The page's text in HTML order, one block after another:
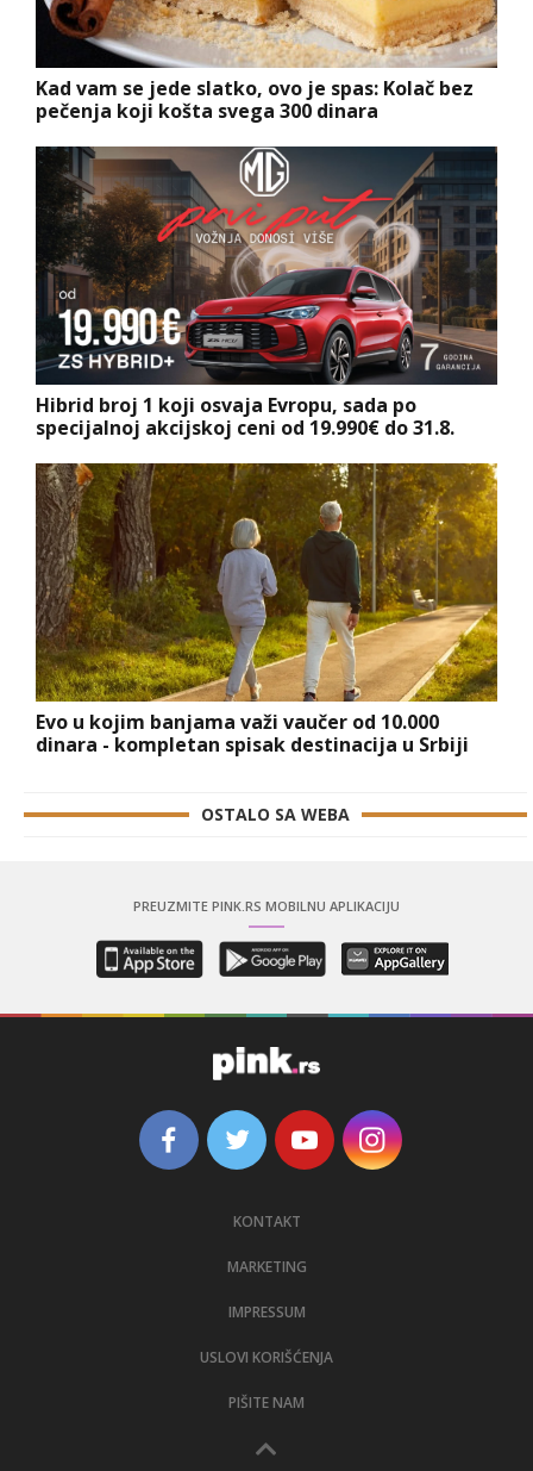
Kad vam se jede slatko, ovo je spas: Kolač bez
pečenja koji košta svega 300 dinara
Hibrid broj 1 koji osvaja Evropu, sada po
specijalnoj akcijskoj ceni od 19.990€ do 31.8.
Evo u kojim banjama važi vaučer od 10.000
dinara - kompletan spisak destinacija u Srbiji
OSTALO SA WEBA
PREUZMITE PINK.RS MOBILNU APLIKACIJU
KONTAKT
MARKETING
IMPRESSUM
USLOVI KORIŠĆENJA
PIŠITE NAM